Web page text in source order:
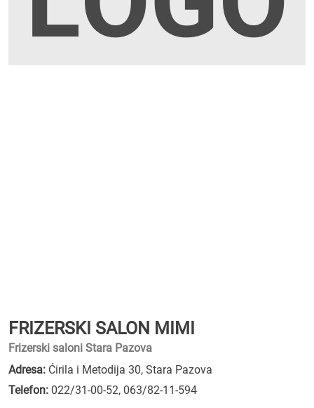
FRIZERSKI SALON MIMI
Frizerski saloni Stara Pazova
Adresa: Ćirila i Metodija 30, Stara Pazova
Telefon: 022/31-00-52, 063/82-11-594